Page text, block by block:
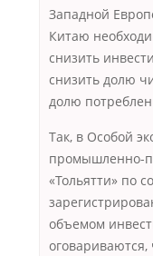
Западной
Китаю
снизить
снизить долю
долю
Так, в Особой
промышленно-
«Тольятти» по
объемом